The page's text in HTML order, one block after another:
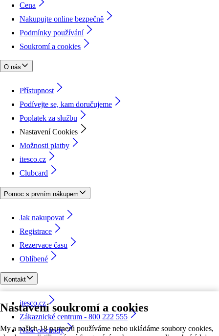
Nastavení soukromí a cookies
My a našich 18 partnerů používáme nebo ukládáme soubory cookies,
Cena
Nakupujte online bezpečně
Podmínky používání
Soukromí a cookies
O nás
Přístupnost
Podívejte se, kam doručujeme
Poplatek za službu
Nastavení Cookies
Možnosti platby
itesco.cz
Clubcard
Pomoc s prvním nákupem
Jak nakupovat
Registrace
Rezervace času
Oblíbené
Kontakt
itesco.cz
Zákaznické centrum - 800 222 555
Naše obchody